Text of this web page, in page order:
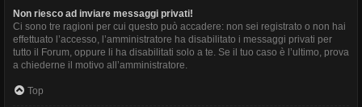
Non riesco ad inviare messaggi privati!
Ci sono tre ragioni per cui questo può accadere: non sei registrato o non hai
effettuato l’accesso, l’amministratore ha disabilitato i messaggi privati per
tutto il Forum, oppure li ha disabilitati solo a te. Se il tuo caso è l’ultimo, prova
a chiederne il motivo all’amministratore.
Top